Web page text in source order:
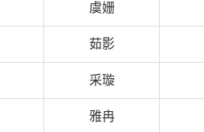
虞姗
茹影
采璇
雅冉